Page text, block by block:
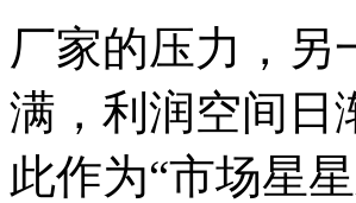
厂家的压力，另
满，利润空间日
此作为“市场星